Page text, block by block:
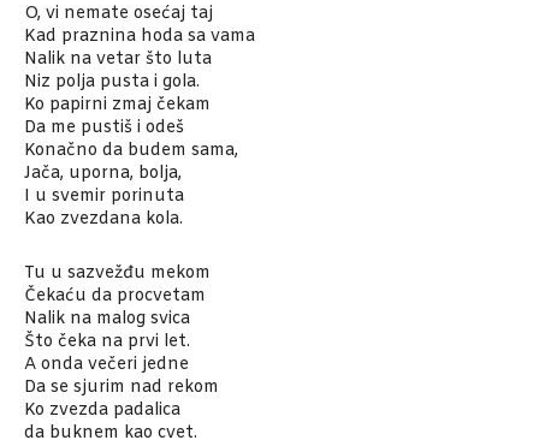
O, vi nemate osećaj taj
Kad praznina hoda sa vama
Nalik na vetar što luta
Niz polja pusta i gola.
Ko papirni zmaj čekam
Da me pustiš i odeš
Konačno da budem sama,
Jača, uporna, bolja,
I u svemir porinuta
Kao zvezdana kola.
Tu u sazvežđu mekom
Čekaću da procvetam
Nalik na malog svica
Što čeka na prvi let.
A onda večeri jedne
Da se sjurim nad rekom
Ko zvezda padalica
da buknem kao cvet.